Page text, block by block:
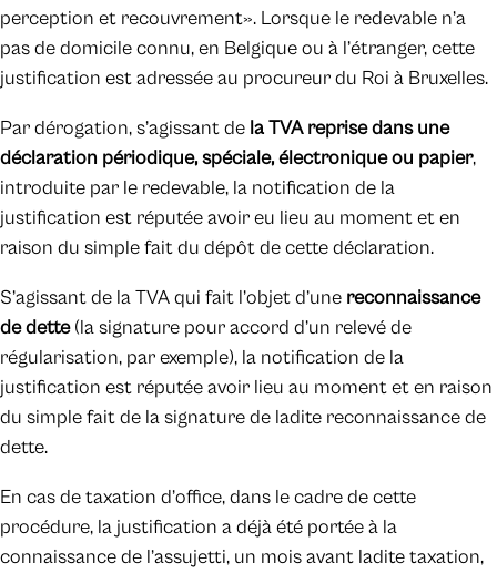
perception et recouvrement». Lorsque le redevable n’a
pas de domicile connu, en Belgique ou à l’étranger, cette
justification est adressée au procureur du Roi à Bruxelles.
Par dérogation, s’agissant de la TVA reprise dans une
déclaration périodique, spéciale, électronique ou papier,
introduite par le redevable, la notification de la
justification est réputée avoir eu lieu au moment et en
raison du simple fait du dépôt de cette déclaration.
S’agissant de la TVA qui fait l’objet d’une reconnaissance
de dette(la signature pour accord d’un relevé de
régularisation, par exemple), la notification de la
justification est réputée avoir lieu au moment et en raison
du simple fait de la signature de ladite reconnaissance de
dette.
En cas de taxation d’office, dans le cadre de cette
procédure, la justification a déjà été portée à la
connaissance de l’assujetti, un mois avant ladite taxation,